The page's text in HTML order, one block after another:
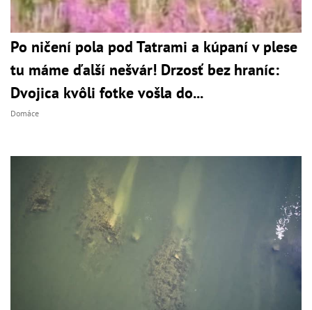
Po ničení pola pod Tatrami a kúpaní v plese
tu máme ďalší nešvár! Drzosť bez hraníc:
Dvojica kvôli fotke vošla do...
Domáce